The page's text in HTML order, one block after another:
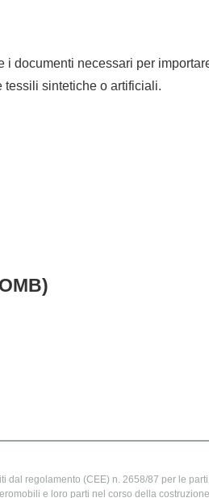
i documenti necessari per
tessili sintetiche o artificiali.
dal regolamento (CEE) n. 2658/87 per le
e loro parti nel corso della